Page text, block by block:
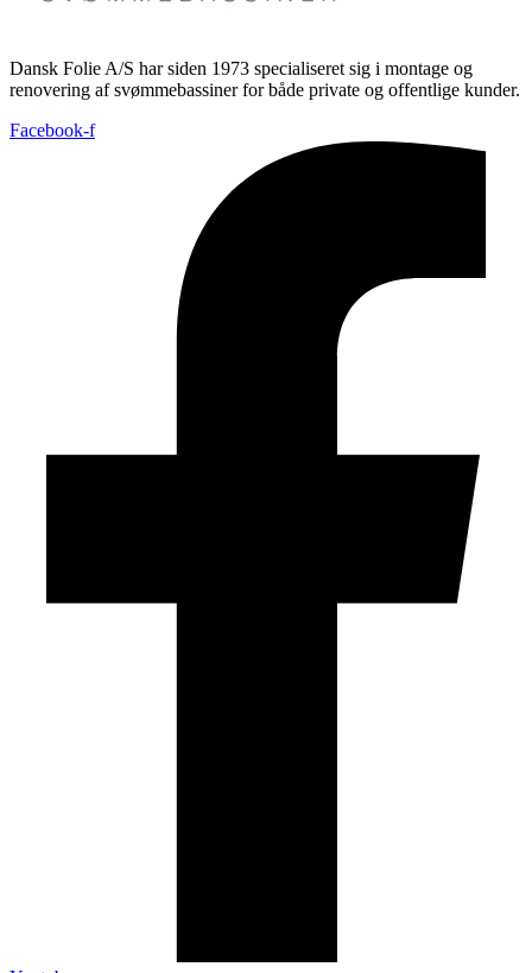
Dansk Folie A/S har siden 1973 specialiseret sig i montage og
renovering af svømmebassiner for både private og offentlige kunder.
Facebook-f